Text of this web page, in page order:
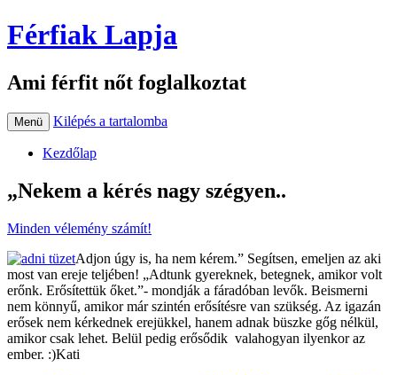
Férfiak Lapja
Ami férfit nőt foglalkoztat
Menü Kilépés a tartalomba
Kezdőlap
„Nekem a kérés nagy szégyen..
Minden vélemény számít!
Adjon úgy is, ha nem kérem.” Segítsen, emeljen az aki
most van ereje teljében! „Adtunk gyereknek, betegnek, amikor volt
erőnk. Erősítettük őket.”- mondják a fáradóban levők. Beismerni
nem könnyű, amikor már szintén erősítésre van szükség. Az igazán
erősek nem kérkednek erejükkel, hanem adnak büszke gőg nélkül,
amikor csak lehet. Belül pedig erősődik valahogyan ilyenkor az
ember. :)Kati